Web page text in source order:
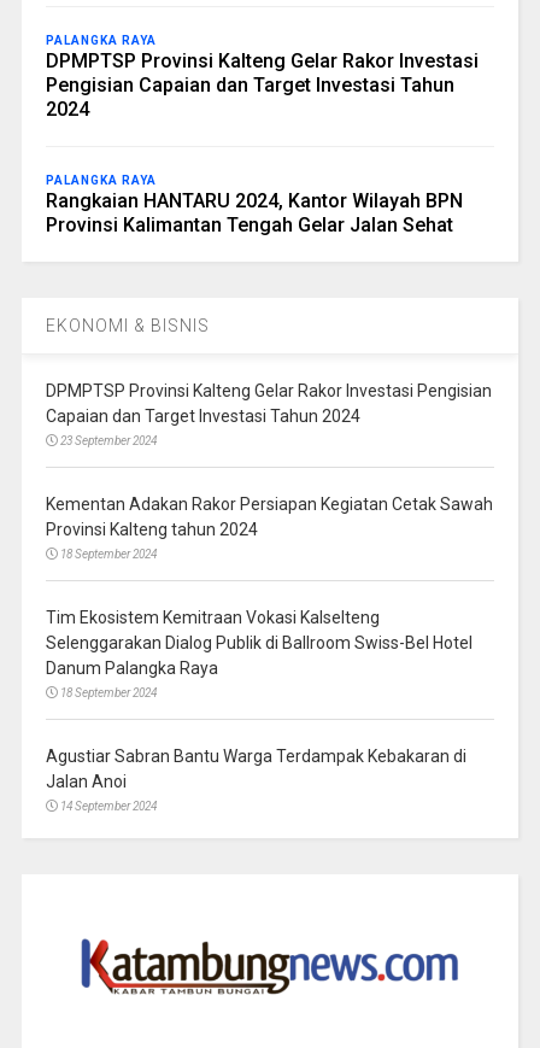
PALANGKA RAYA
DPMPTSP Provinsi Kalteng Gelar Rakor Investasi
Pengisian Capaian dan Target Investasi Tahun
2024
PALANGKA RAYA
Rangkaian HANTARU 2024, Kantor Wilayah BPN
Provinsi Kalimantan Tengah Gelar Jalan Sehat
EKONOMI & BISNIS
DPMPTSP Provinsi Kalteng Gelar Rakor Investasi Pengisian
Capaian dan Target Investasi Tahun 2024
23 September 2024
Kementan Adakan Rakor Persiapan Kegiatan Cetak Sawah
Provinsi Kalteng tahun 2024
18 September 2024
Tim Ekosistem Kemitraan Vokasi Kalselteng
Selenggarakan Dialog Publik di Ballroom Swiss-Bel Hotel
Danum Palangka Raya
18 September 2024
Agustiar Sabran Bantu Warga Terdampak Kebakaran di
Jalan Anoi
14 September 2024